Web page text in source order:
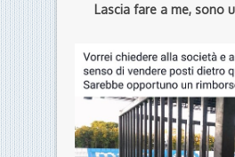
Lascia fare a me, sono